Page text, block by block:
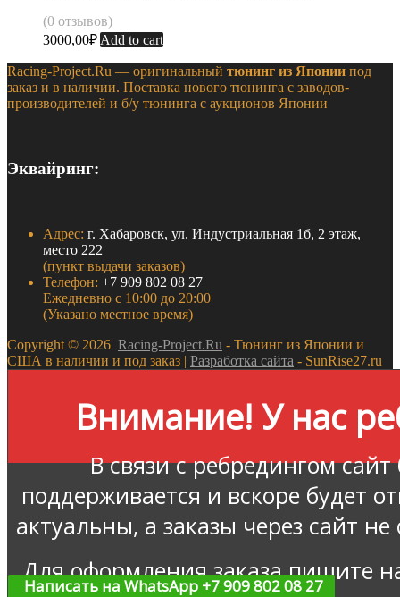
(0 отзывов)
3000,00₽ Add to cart
Racing-Project.Ru — оригинальный тюнинг из Японии под
заказ и в наличии. Поставка нового тюнинга с заводов-
производителей и б/у тюнинга с аукционов Японии
Эквайринг:
Адрес: г. Хабаровск, ул. Индустриальная 1б, 2 этаж,
место 222
(пункт выдачи заказов)
Телефон: +7 909 802 08 27
Ежедневно с 10:00 до 20:00
(Указано местное время)
Copyright © 2026 Racing-Project.Ru - Тюнинг из Японии и
США в наличии и под заказ | Разработка сайта - SunRise27.ru
Внимание! У нас
В связи с ребредингом
поддерживается и вскоре будет
актуальны, а заказы через сайт
Для оформления заказа пишите
Написать на WhatsApp +7 909 802 08 27